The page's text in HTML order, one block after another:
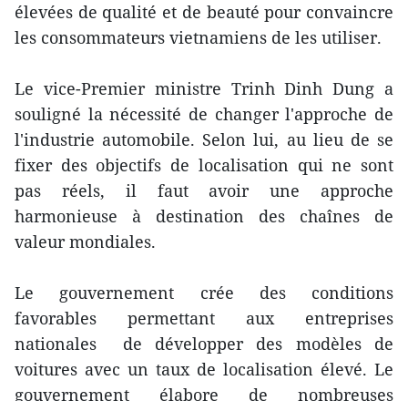
élevées de qualité et de beauté pour convaincre
les consommateurs vietnamiens de les utiliser.
Le vice-Premier ministre Trinh Dinh Dung a
souligné la nécessité de changer l'approche de
l'industrie automobile. Selon lui, au lieu de se
fixer des objectifs de localisation qui ne sont
pas réels, il faut avoir une approche
harmonieuse à destination des chaînes de
valeur mondiales.
Le gouvernement crée des conditions
favorables permettant aux entreprises
nationales de développer des modèles de
voitures avec un taux de localisation élevé. Le
gouvernement élabore de nombreuses